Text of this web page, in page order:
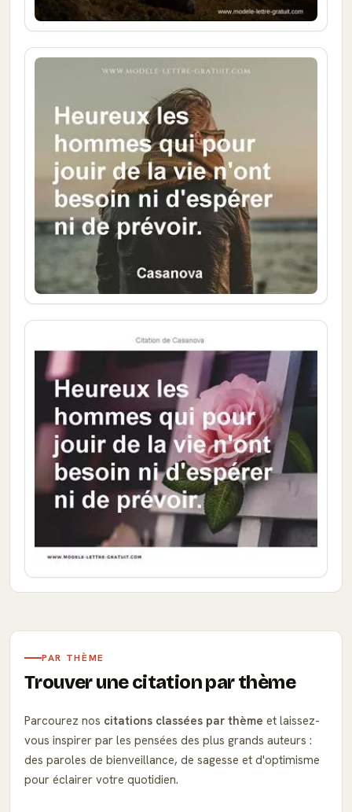
PAR THÈME
Trouver une citation par thème
Parcourez nos citations classées par thème et laissez-
vous inspirer par les pensées des plus grands auteurs :
des paroles de bienveillance, de sagesse et d'optimisme
pour éclairer votre quotidien.